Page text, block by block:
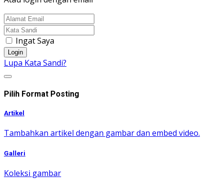
Ingat Saya
Login
Lupa Kata Sandi?
Pilih Format Posting
Artikel
Tambahkan artikel dengan gambar dan embed video.
Galleri
Koleksi gambar